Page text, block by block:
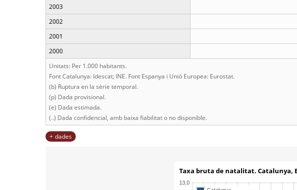
2003
2002
2001
2000
Unitats: Per 1.000 habitants.
Font Catalunya: Idescat; INE. Font Espanya i Unió Europea: Eurostat.
(b) Ruptura en la sèrie temporal.
(p) Dada provisional.
(e) Dada estimada.
(..) Dada confidencial, amb baixa fiabilitat o no disponible.
dades